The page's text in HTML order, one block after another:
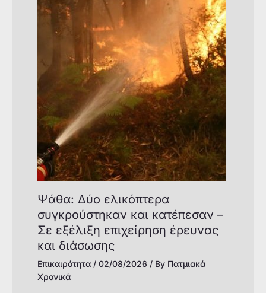
Ψάθα: Δύο ελικόπτερα
συγκρούστηκαν και κατέπεσαν –
Σε εξέλιξη επιχείρηση έρευνας
και διάσωσης
Επικαιρότητα/ 02/08/2026 / By Πατμιακά
Χρονικά